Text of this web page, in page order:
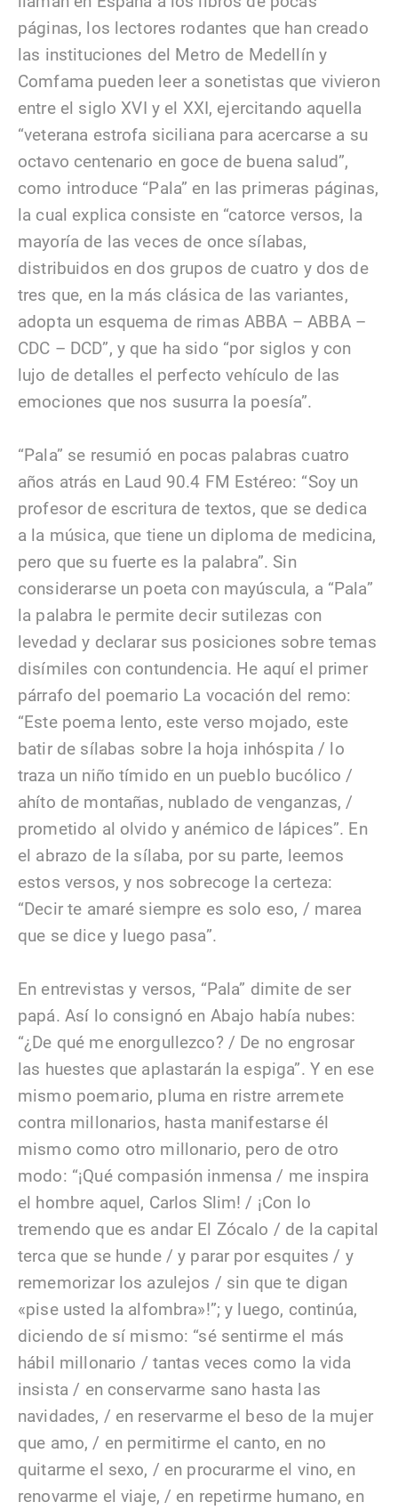
páginas, los lectores rodantes que han creado
las instituciones del Metro de Medellín y
Comfama pueden leer a sonetistas que vivieron
entre el siglo XVI y el XXI, ejercitando aquella
“veterana estrofa siciliana para acercarse a su
octavo centenario en goce de buena salud”,
como introduce “Pala” en las primeras páginas,
la cual explica consiste en “catorce versos, la
mayoría de las veces de once sílabas,
distribuidos en dos grupos de cuatro y dos de
tres que, en la más clásica de las variantes,
adopta un esquema de rimas ABBA – ABBA –
CDC – DCD”, y que ha sido “por siglos y con
lujo de detalles el perfecto vehículo de las
emociones que nos susurra la poesía”.
“Pala” se resumió en pocas palabras cuatro
años atrás en Laud 90.4 FM Estéreo: “Soy un
profesor de escritura de textos, que se dedica
a la música, que tiene un diploma de medicina,
pero que su fuerte es la palabra”. Sin
considerarse un poeta con mayúscula, a “Pala”
la palabra le permite decir sutilezas con
levedad y declarar sus posiciones sobre temas
disímiles con contundencia. He aquí el primer
párrafo del poemario La vocación del remo:
“Este poema lento, este verso mojado, este
batir de sílabas sobre la hoja inhóspita / lo
traza un niño tímido en un pueblo bucólico /
ahíto de montañas, nublado de venganzas, /
prometido al olvido y anémico de lápices”. En
el abrazo de la sílaba, por su parte, leemos
estos versos, y nos sobrecoge la certeza:
“Decir te amaré siempre es solo eso, / marea
que se dice y luego pasa”.
En entrevistas y versos, “Pala” dimite de ser
papá. Así lo consignó en Abajo había nubes:
“¿De qué me enorgullezco? / De no engrosar
las huestes que aplastarán la espiga”. Y en ese
mismo poemario, pluma en ristre arremete
contra millonarios, hasta manifestarse él
mismo como otro millonario, pero de otro
modo: “¡Qué compasión inmensa / me inspira
el hombre aquel, Carlos Slim! / ¡Con lo
tremendo que es andar El Zócalo / de la capital
terca que se hunde / y parar por esquites / y
rememorizar los azulejos / sin que te digan
«pise usted la alfombra»!”; y luego, continúa,
diciendo de sí mismo: “sé sentirme el más
hábil millonario / tantas veces como la vida
insista / en conservarme sano hasta las
navidades, / en reservarme el beso de la mujer
que amo, / en permitirme el canto, en no
quitarme el sexo, / en procurarme el vino, en
renovarme el viaje, / en repetirme humano, en